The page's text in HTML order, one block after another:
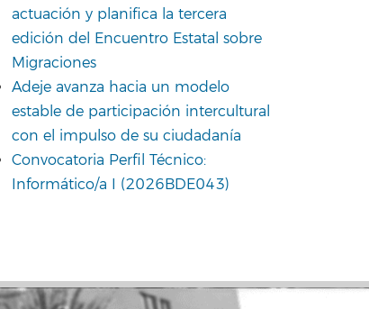
actuación y planifica la tercera
edición del Encuentro Estatal sobre
Migraciones
Adeje avanza hacia un modelo
estable de participación intercultural
con el impulso de su ciudadanía
Convocatoria Perfil Técnico:
Informático/a I (2026BDE043)